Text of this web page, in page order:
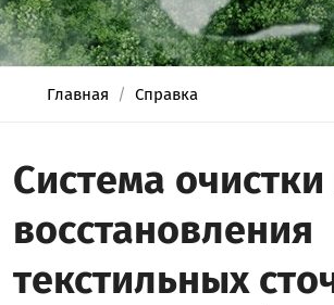
Главная Справка
Система очистки
восстановления
текстильных